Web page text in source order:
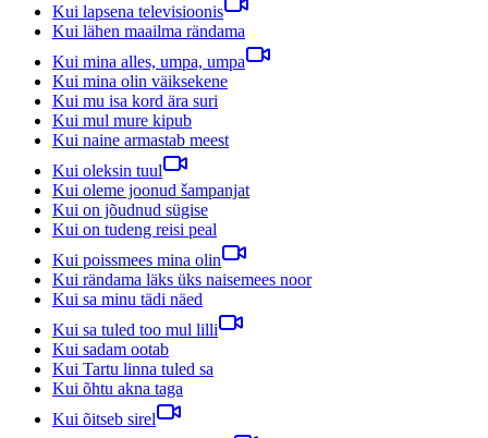
Kui lapsena televisioonis
Kui lähen maailma rändama
Kui mina alles, umpa, umpa
Kui mina olin väiksekene
Kui mu isa kord ära suri
Kui mul mure kipub
Kui naine armastab meest
Kui oleksin tuul
Kui oleme joonud šampanjat
Kui on jõudnud sügise
Kui on tudeng reisi peal
Kui poissmees mina olin
Kui rändama läks üks naisemees noor
Kui sa minu tädi näed
Kui sa tuled too mul lilli
Kui sadam ootab
Kui Tartu linna tuled sa
Kui õhtu akna taga
Kui õitseb sirel